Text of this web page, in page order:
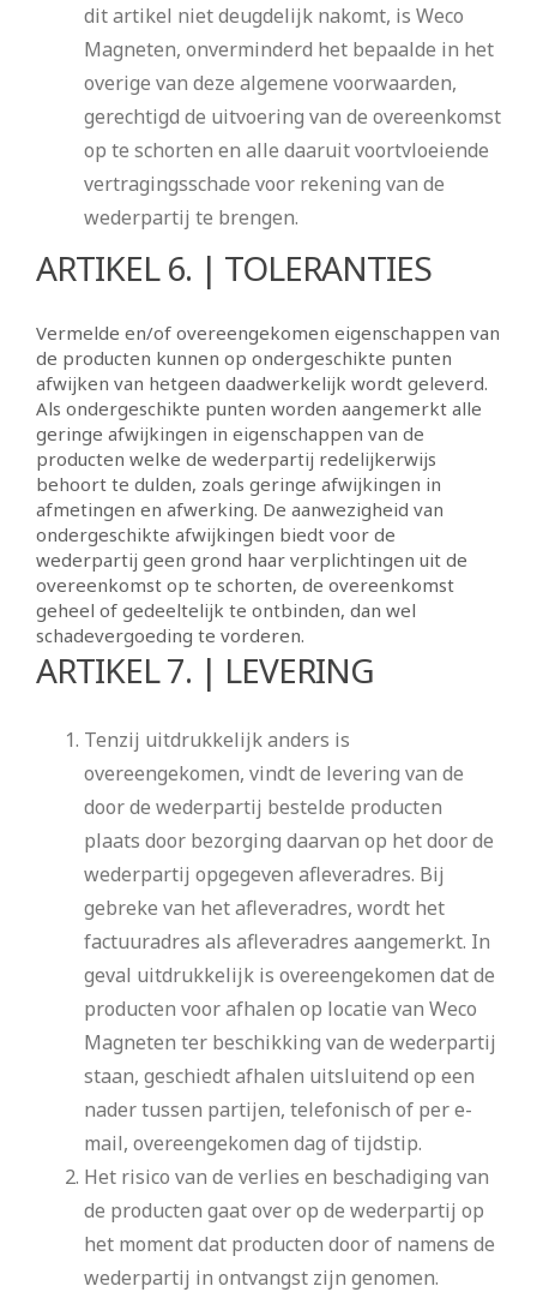
dit artikel niet deugdelijk nakomt, is Weco
Magneten, onverminderd het bepaalde in het
overige van deze algemene voorwaarden,
gerechtigd de uitvoering van de overeenkomst
op te schorten en alle daaruit voortvloeiende
vertragingsschade voor rekening van de
wederpartij te brengen.
ARTIKEL 6. | TOLERANTIES
Vermelde en/of overeengekomen eigenschappen van
de producten kunnen op ondergeschikte punten
afwijken van hetgeen daadwerkelijk wordt geleverd.
Als ondergeschikte punten worden aangemerkt alle
geringe afwijkingen in eigenschappen van de
producten welke de wederpartij redelijkerwijs
behoort te dulden, zoals geringe afwijkingen in
afmetingen en afwerking. De aanwezigheid van
ondergeschikte afwijkingen biedt voor de
wederpartij geen grond haar verplichtingen uit de
overeenkomst op te schorten, de overeenkomst
geheel of gedeeltelijk te ontbinden, dan wel
schadevergoeding te vorderen.
ARTIKEL 7. | LEVERING
Tenzij uitdrukkelijk anders is
overeengekomen, vindt de levering van de
door de wederpartij bestelde producten
plaats door bezorging daarvan op het door de
wederpartij opgegeven afleveradres. Bij
gebreke van het afleveradres, wordt het
factuuradres als afleveradres aangemerkt. In
geval uitdrukkelijk is overeengekomen dat de
producten voor afhalen op locatie van Weco
Magneten ter beschikking van de wederpartij
staan, geschiedt afhalen uitsluitend op een
nader tussen partijen, telefonisch of per e-
mail, overeengekomen dag of tijdstip.
Het risico van de verlies en beschadiging van
de producten gaat over op de wederpartij op
het moment dat producten door of namens de
wederpartij in ontvangst zijn genomen.